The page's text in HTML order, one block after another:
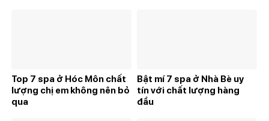
Top 7 spa ở Hóc Môn chất
lượng chị em không nên bỏ
qua
Bật mí 7 spa ở Nhà Bè uy
tín với chất lượng hàng
đầu